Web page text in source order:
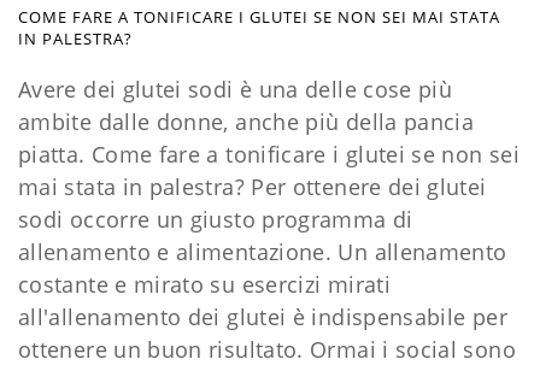
COME FARE A TONIFICARE I GLUTEI SE NON SEI MAI STATA
IN PALESTRA?
Avere dei glutei sodi è una delle cose più
ambite dalle donne, anche più della pancia
piatta. Come fare a tonificare i glutei se non sei
mai stata in palestra? Per ottenere dei glutei
sodi occorre un giusto programma di
allenamento e alimentazione. Un allenamento
costante e mirato su esercizi mirati
all'allenamento dei glutei è indispensabile per
ottenere un buon risultato. Ormai i social sono